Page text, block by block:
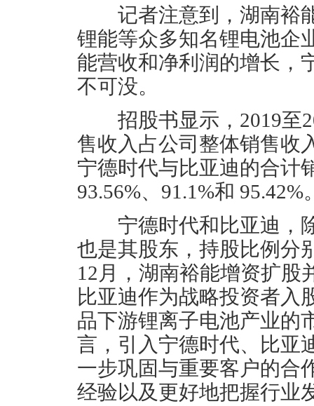
记者注意到，湖南裕
锂能等众多知名锂电池企
能营收和净利润的增长，
不可没。
招股书显示，2019至
售收入占公司整体销售收
宁德时代与比亚迪的合计
93.56%、91.1%和 95.42%
宁德时代和比亚迪，
也是其股东，持股比例分
12月，湖南裕能增资扩股
比亚迪作为战略投资者入
品下游锂离子电池产业的
言，引入宁德时代、比亚
一步巩固与重要客户的合
经验以及更好地把握行业